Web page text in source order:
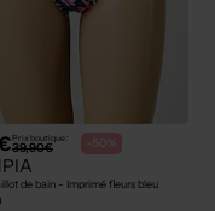
Prix boutique :
39,90€ -50%
de bain - Imprimé fleurs bleu